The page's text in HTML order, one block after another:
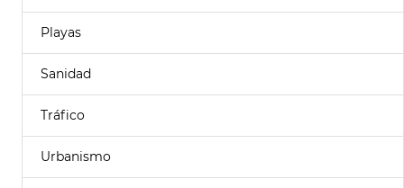
Playas
Sanidad
Tráfico
Urbanismo